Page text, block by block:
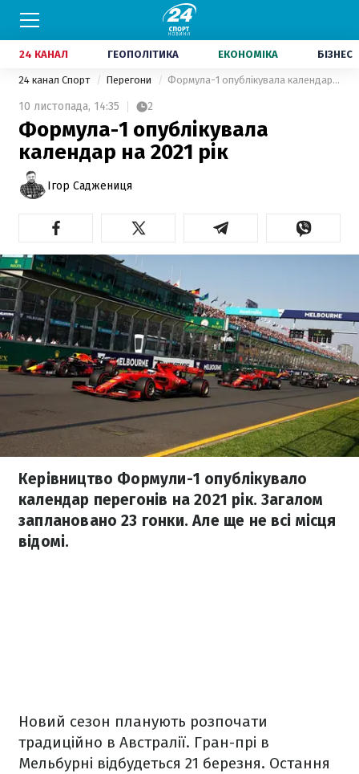
24 КАНАЛ ГЕОПОЛІТИКА ЕКОНОМІКА БІЗНЕС
24 канал Спорт Перегони Формула-1 опублікувала календар на 2021 рік
10 листопада, 14:35 2
Формула-1 опублікувала
календар на 2021 рік
Ігор Саджениця
Керівництво Формули-1 опублікувало
календар перегонів на 2021 рік. Загалом
заплановано 23 гонки. Але ще не всі місця
відомі.
Новий сезон планують розпочати
традиційно в Австралії. Гран-прі в
Мельбурні відбудеться 21 березня. Остання